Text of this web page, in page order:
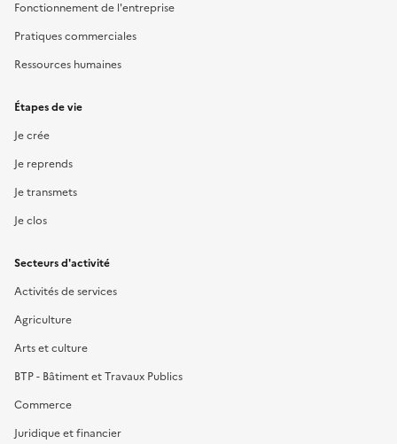
Fonctionnement de l'entreprise
Pratiques commerciales
Ressources humaines
Étapes de vie
Je crée
Je reprends
Je transmets
Je clos
Secteurs d'activité
Activités de services
Agriculture
Arts et culture
BTP - Bâtiment et Travaux Publics
Commerce
Juridique et financier